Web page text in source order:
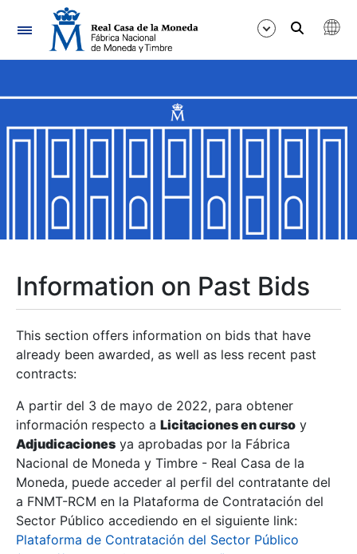
Navigation
Show/Hide
Show/Hide
Show/Hide
Show/Hide
Show/Hide
Information on Past Bids
This section offers information on bids that have
already been awarded, as well as less recent past
contracts:
A partir del 3 de mayo de 2022, para obtener
información respecto a Licitaciones en curso y
Adjudicaciones ya aprobadas por la Fábrica
Nacional de Moneda y Timbre - Real Casa de la
Moneda, puede acceder al perfil del contratante del
a FNMT-RCM en la Plataforma de Contratación del
Sector Público accediendo en el siguiente link:
Plataforma de Contratación del Sector Público